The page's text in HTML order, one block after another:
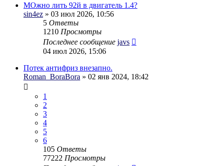
МОжно лить 92й в двигатель 1.4?
sin4ez » 03 июл 2026, 10:56
5 Ответы
1210 Просмотры
Последнее сообщение javs
04 июл 2026, 15:06
Потек антифриз внезапно.
Roman_BoraBora » 02 янв 2024, 18:42
1
2
3
4
5
6
105 Ответы
77222 Просмотры